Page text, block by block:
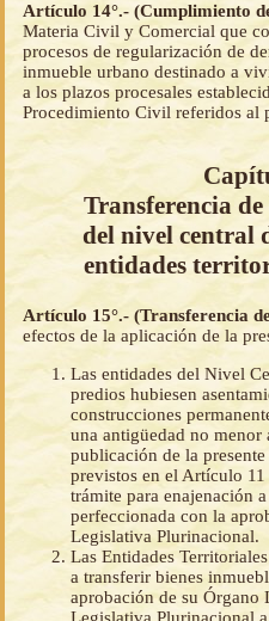
Artículo 14°.- (Cumplimiento
Materia Civil y Comercial que
procesos de regularización de
inmueble urbano destinado a
a los plazos procesales
Procedimiento Civil referidos al
Transferencia
del nivel central
entidades
Artículo 15°.- (Transferencia
efectos de la aplicación de la
Las entidades del Nivel
predios hubiesen
construcciones
una antigüedad no menor
publicación de la
previstos en el Artículo
trámite para enajenación
perfeccionada con la
Legislativa Plurinacional.
Las Entidades
a transferir bienes
aprobación de su Órgano
Legislativa Plurinacional